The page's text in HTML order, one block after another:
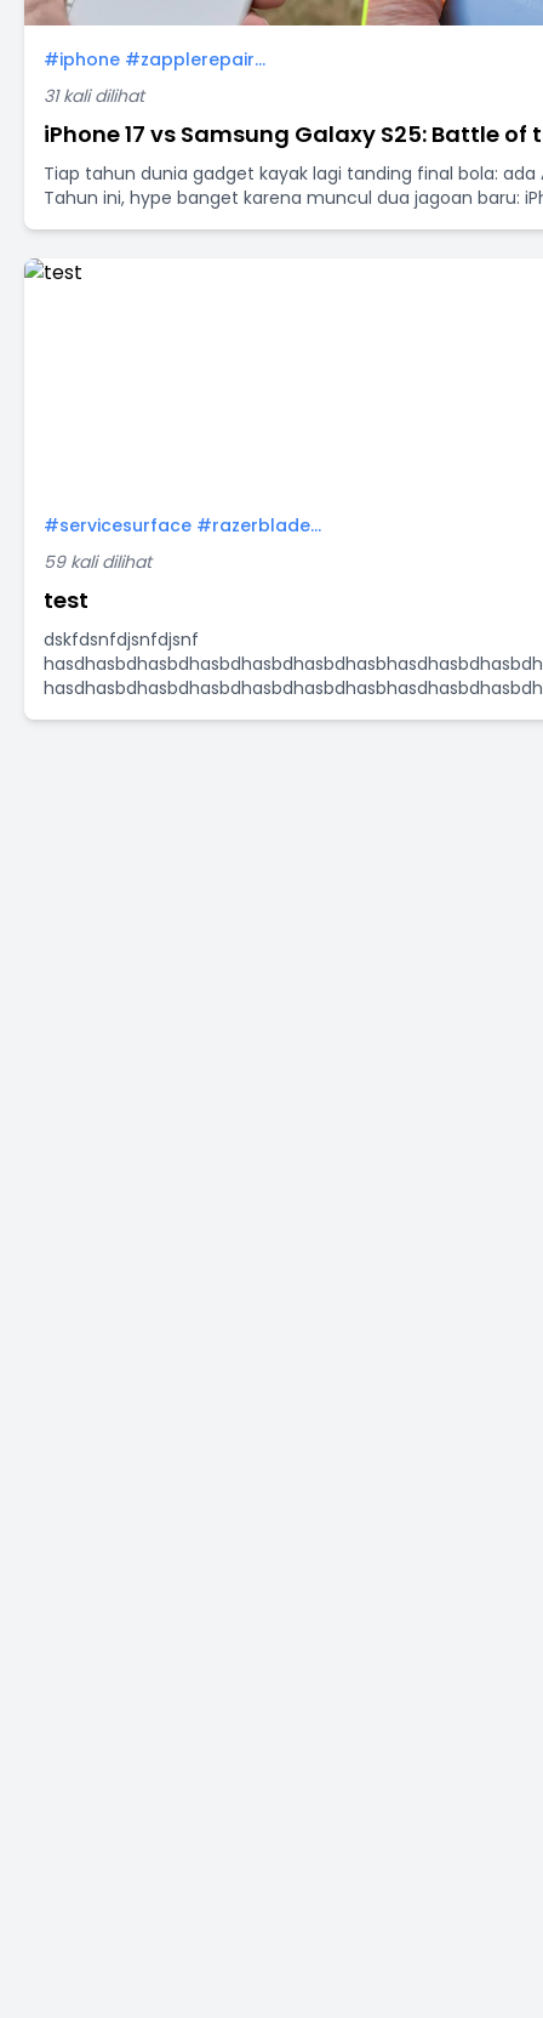
#iphone #zapplerepair...
31 kali dilihat
iPhone 17 vs Samsung Galaxy S25: Battle of
Tiap tahun dunia gadget kayak lagi tanding final bola: ada
Tahun ini, hype banget karena muncul dua jagoan baru:
#servicesurface #razerblade...
59 kali dilihat
test
dskfdsnfdjsnfdjsnf